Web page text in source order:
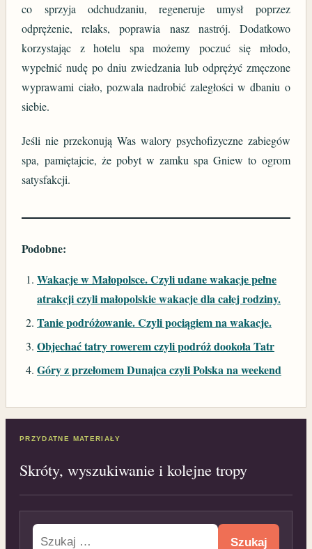
co sprzyja odchudzaniu, regeneruje umysł poprzez
odprężenie, relaks, poprawia nasz nastrój. Dodatkowo
korzystając z hotelu spa możemy poczuć się młodo,
wypełnić nudę po dniu zwiedzania lub odprężyć zmęczone
wyprawami ciało, pozwala nadrobić zaległości w dbaniu o
siebie.
Jeśli nie przekonują Was walory psychofizyczne zabiegów
spa, pamiętajcie, że pobyt w zamku spa Gniew to ogrom
satysfakcji.
Podobne:
Wakacje w Małopolsce. Czyli udane wakacje pełne
atrakcji czyli małopolskie wakacje dla całej rodziny.
Tanie podróżowanie. Czyli pociągiem na wakacje.
Objechać tatry rowerem czyli podróż dookoła Tatr
Góry z przełomem Dunajca czyli Polska na weekend
PRZYDATNE MATERIAŁY
Skróty, wyszukiwanie i kolejne tropy
Szukaj: